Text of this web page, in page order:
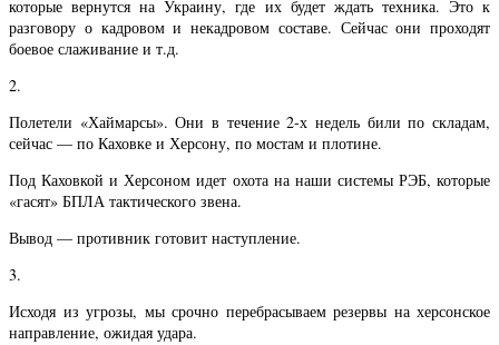
которые вернутся на Украину, где их будет ждать техника. Это к
разговору о кадровом и некадровом составе. Сейчас они проходят
боевое слаживание и т.д.
2.
Полетели «Хаймарсы». Они в течение 2-х недель били по складам,
сейчас — по Каховке и Херсону, по мостам и плотине.
Под Каховкой и Херсоном идет охота на наши системы РЭБ, которые
«гасят» БПЛА тактического звена.
Вывод — противник готовит наступление.
3.
Исходя из угрозы, мы срочно перебрасываем резервы на херсонское
направление, ожидая удара.